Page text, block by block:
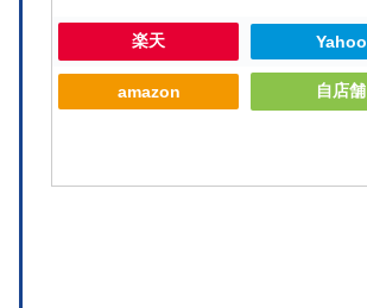
楽天 Yahoo
amazon 自店舗